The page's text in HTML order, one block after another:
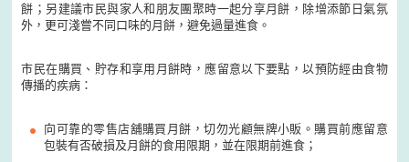
餅；另建議市民與家人和朋友團聚時一起分享月餅，除增添節日氣氛
外，更可淺嘗不同口味的月餅，避免過量進食。
市民在購買、貯存和享用月餅時，應留意以下要點，以預防經由食物
傳播的疾病：
向可靠的零售店舖購買月餅，切勿光顧無牌小販。購買前應留意
包裝有否破損及月餅的食用限期，並在限期前進食；